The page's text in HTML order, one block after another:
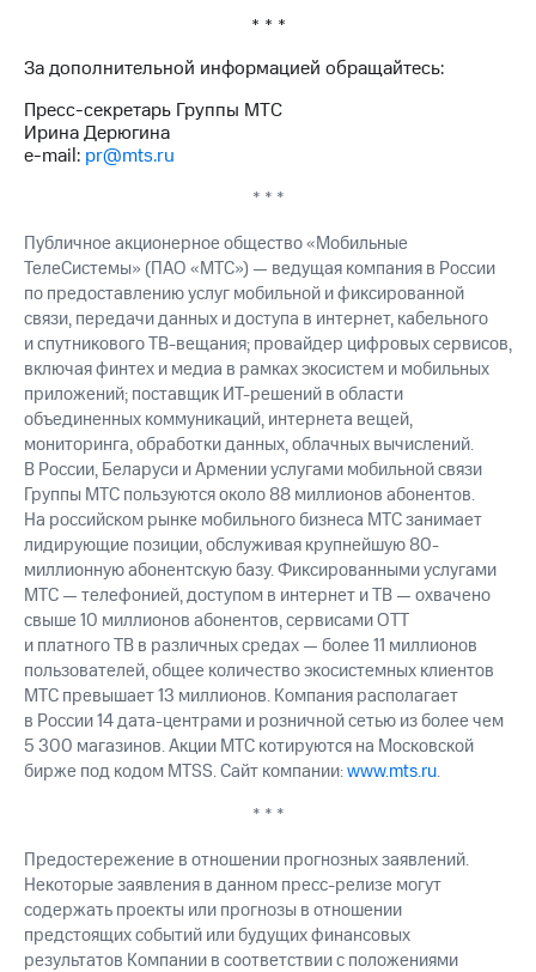
облигаций
Регистратор
Реквизиты
На главную
* * *
За дополнительной информацией обращайтесь:
Пресс-секретарь Группы МТС
Ирина Дерюгина
e-mail: pr@mts.ru
* * *
Публичное акционерное общество «Мобильные
ТелеСистемы» (ПАО «МТС») — ведущая компания в России
по предоставлению услуг мобильной и фиксированной
связи, передачи данных и доступа в интернет, кабельного
и спутникового ТВ-вещания; провайдер цифровых сервисов,
включая финтех и медиа в рамках экосистем и мобильных
приложений; поставщик ИТ-решений в области
объединенных коммуникаций, интернета вещей,
мониторинга, обработки данных, облачных вычислений.
В России, Беларуси и Армении услугами мобильной связи
Группы МТС пользуются около 88 миллионов абонентов.
На российском рынке мобильного бизнеса МТС занимает
лидирующие позиции, обслуживая крупнейшую 80-
миллионную абонентскую базу. Фиксированными услугами
МТС — телефонией, доступом в интернет и ТВ — охвачено
свыше 10 миллионов абонентов, сервисами OTT
и платного ТВ в различных средах — более 11 миллионов
пользователей, общее количество экосистемных клиентов
МТС превышает 13 миллионов. Компания располагает
в России 14 дата-центрами и розничной сетью из более чем
5 300 магазинов. Акции МТС котируются на Московской
бирже под кодом MTSS. Сайт компании:www.mts.ru.
* * *
Предостережение в отношении прогнозных заявлений.
Некоторые заявления в данном пресс-релизе могут
содержать проекты или прогнозы в отношении
предстоящих событий или будущих финансовых
результатов Компании в соответствии с положениями